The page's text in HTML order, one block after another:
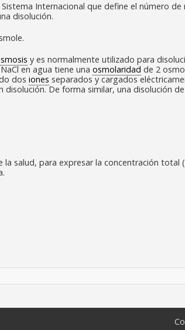
Internacional que define el número
disolución.
y es normalmente utilizado para
en agua tiene una osmolaridad de 2
dos iones separados y cargados
De forma similar, una disolución
la salud, para expresar la concentración